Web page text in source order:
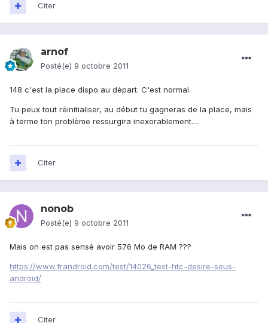
Citer
arnof
Posté(e) 9 octobre 2011
148 c'est la place dispo au départ. C'est normal.
Tu peux tout réinitialiser, au début tu gagneras de la place, mais
à terme ton problème ressurgira inexorablement....
Citer
nonob
Posté(e) 9 octobre 2011
Mais on est pas sensé avoir 576 Mo de RAM ???
https://www.frandroid.com/test/14026_test-htc-desire-sous-
android/
Citer